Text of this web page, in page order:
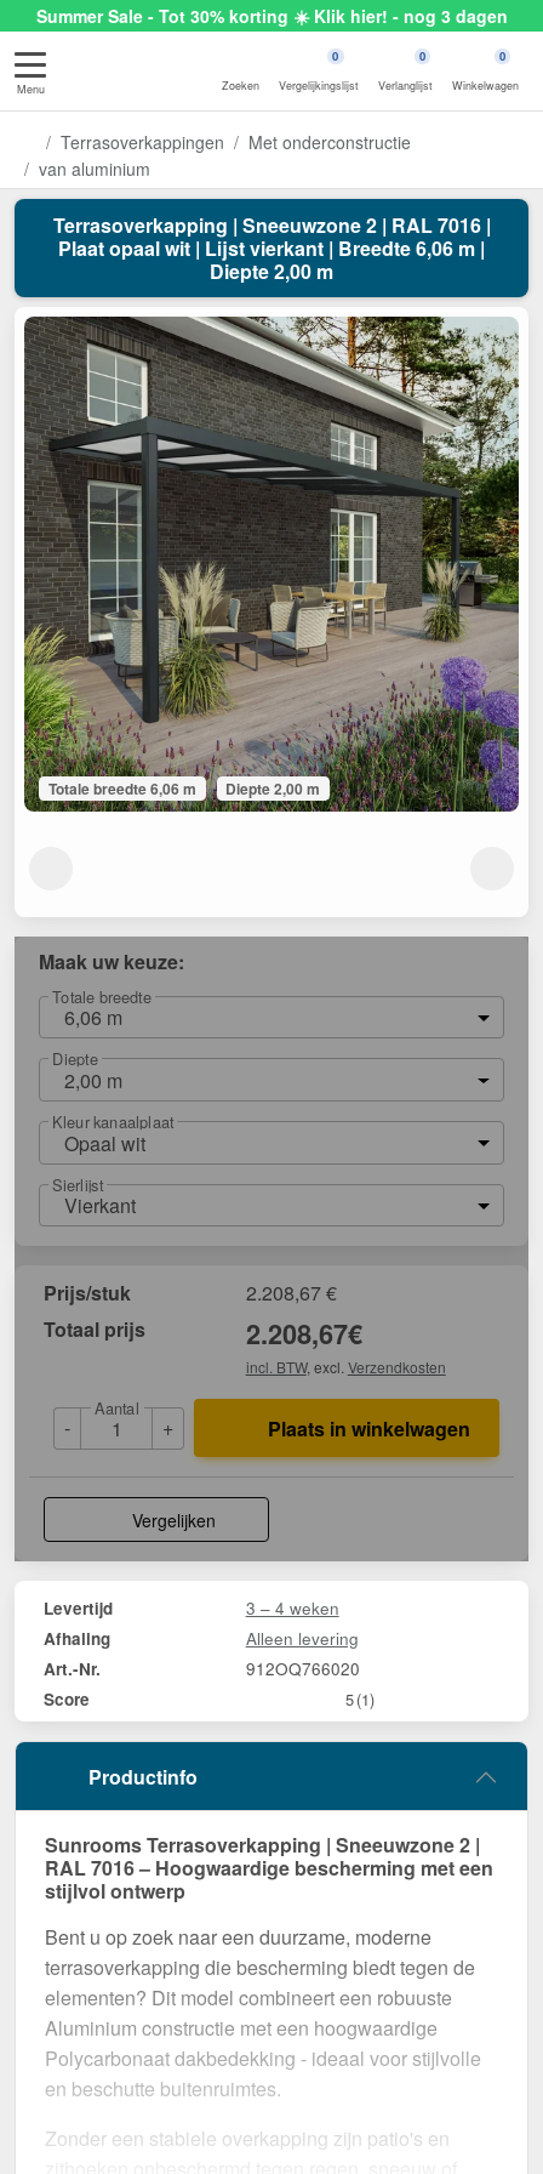
Summer Sale - Tot 30% korting ☀️ Klik hier! - nog 3 dagen
Menu Zoeken
0
Vergelijkingslijst
0
Verlanglijst
0
Winkelwagen
Terrasoverkappingen
Met onderconstructie
van aluminium
Terrasoverkapping | Sneeuwzone 2 | RAL 7016 |
Plaat opaal wit | Lijst vierkant | Breedte 6,06 m |
Diepte 2,00 m
Totale breedte 6,06 m Diepte 2,00 m
Maak uw keuze:
Totale breedte
6,06 m
Diepte
2,00 m
Kleur kanaalplaat
Opaal wit
Sierlijst
Vierkant
Prijs/stuk 2.208,67€
Totaal prijs
2.208,67€
incl. BTW, excl. Verzendkosten
-
Aantal
+ Plaats in winkelwagen
Vergelijken
Levertijd 3 – 4 weken
Afhaling Alleen levering
Art.-Nr. 912OQ766020
Score 5(1)
Productinfo
Sunrooms Terrasoverkapping | Sneeuwzone 2 |
RAL 7016 – Hoogwaardige bescherming met een
stijlvol ontwerp
Bent u op zoek naar een duurzame, moderne
terrasoverkapping die bescherming biedt tegen de
elementen? Dit model combineert een robuuste
Aluminium constructie met een hoogwaardige
Polycarbonaat dakbedekking - ideaal voor stijlvolle
en beschutte buitenruimtes.
Zonder een stabiele overkapping zijn patio's en